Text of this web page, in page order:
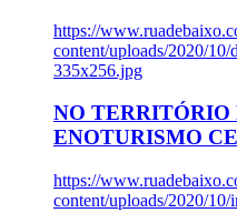
https://
content/uploads/2020/
335x256.jpg
NO TERRITÓRIO
ENOTURISMO
https://
content/uploads/2020/